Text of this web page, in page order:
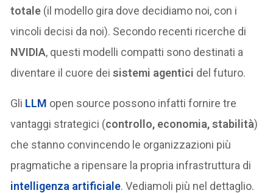
totale (il modello gira dove decidiamo noi, con i
vincoli decisi da noi). Secondo recenti ricerche di
NVIDIA, questi modelli compatti sono destinati a
diventare il cuore deisistemi agentici del futuro.
Gli LLM open source possono infatti fornire tre
vantaggi strategici (controllo, economia, stabilità)
che stanno convincendo le organizzazioni più
pragmatiche a ripensare la propria infrastruttura di
intelligenza artificiale. Vediamoli più nel dettaglio.